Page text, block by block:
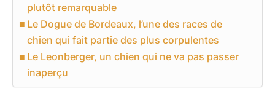
plutôt remarquable
Le Dogue de Bordeaux, l’une des races de
chien qui fait partie des plus corpulentes
Le Leonberger, un chien qui ne va pas passer
inaperçu